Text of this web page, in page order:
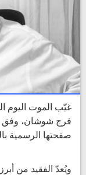
غيّب الموت اليوم
فرج شوشان، وفق
صفحتها الرسمية
ويُعدّ الفقيد من